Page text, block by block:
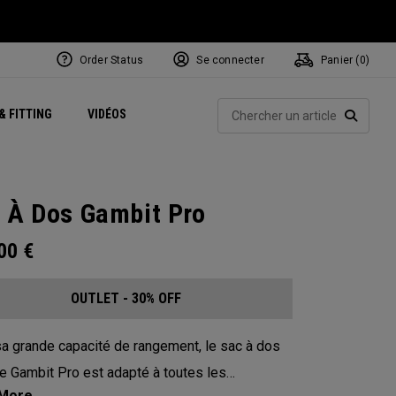
FITTING VIDÉOSExclusive Mavrik Complete Sets
Exclusivités - Balles de Golf
Juillet NEW Headwear
Women's Golf Balls
Exclusivités - Accessoires
Régionaux
Order Status Se connecter Panier ( 0)
À Dos Gambit Pro
€
OUTLET - 30% OFF
grande capacité de rangement, le sac à dos
Gambit Pro est adapté à toutes les